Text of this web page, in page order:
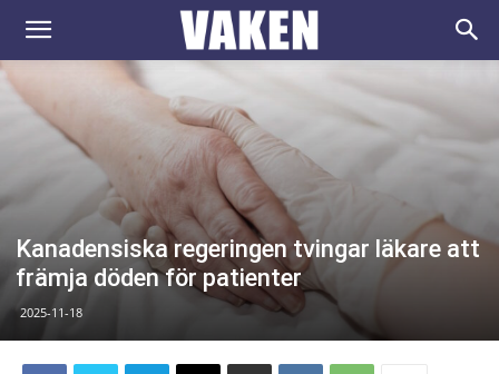
VAKEN.se
Kanadensiska regeringen tvingar läkare att
främja döden för patienter
2025-11-18